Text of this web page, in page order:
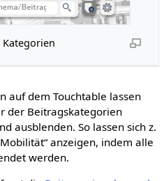
auf dem Touchtable lassen
der Beitragskategorien
ausblenden. So lassen sich z.
anzeigen, indem alle
werden.